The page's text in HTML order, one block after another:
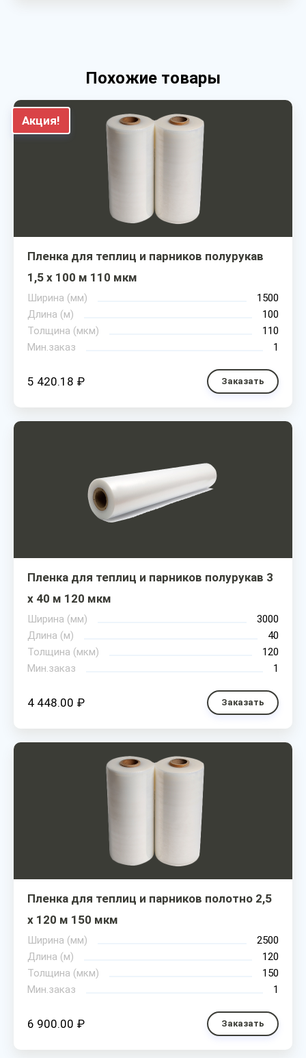
Похожие товары
Акция!
Пленка для теплиц и парников полурукав
1,5 х 100 м 110 мкм
Ширина (мм)
1500
Длина (м)
100
Толщина (мкм)
110
Мин.заказ
1
5 420.18 ₽ Заказать
Пленка для теплиц и парников полурукав 3
х 40 м 120 мкм
Ширина (мм)
3000
Длина (м)
40
Толщина (мкм)
120
Мин.заказ
1
4 448.00 ₽ Заказать
Пленка для теплиц и парников полотно 2,5
х 120 м 150 мкм
Ширина (мм)
2500
Длина (м)
120
Толщина (мкм)
150
Мин.заказ
1
6 900.00 ₽ Заказать